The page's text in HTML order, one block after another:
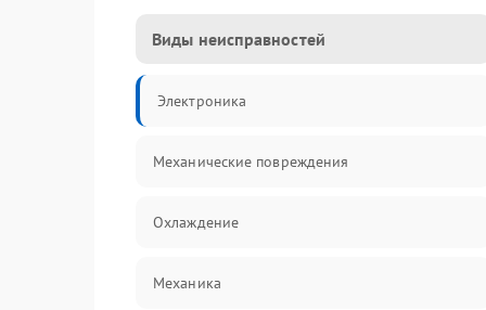
Виды неисправностей
Электроника
Механические повреждения
Охлаждение
Механика